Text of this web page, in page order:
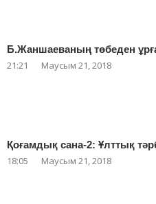
Б.Жаншаеваның төбеден
21:21 Маусым 21, 2018
Қоғамдық сана-2: Ұлттық
18:05 Маусым 21, 2018